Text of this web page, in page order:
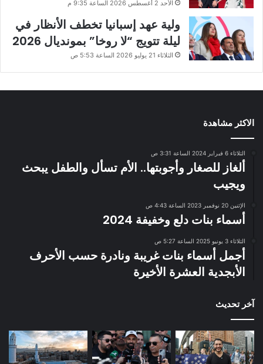
الأحد 2 أغسطس 2026 الساعة 9:35 م
ولية عهد إسبانيا تخطف الأنظار في
ليلة تتويج “لا روخا” بمونديال 2026
الثلاثاء 21 يوليو 2026 الساعة 5:53 ص
الاكثر مشاهدة
الثلاثاء 6 فبراير 2024 الساعة 3:31 ص
ألغاز للصغار وأجوبتها.. الأم تسأل والطفل يبحث
ويجيب
الإثنين 20 نوفمبر 2023 الساعة 4:43 ص
أسماء بنات دلع وخفيفة 2024
الثلاثاء 3 يونيو 2025 الساعة 5:27 ص
أجمل أسماء بنات غريبة ونادرة حسب الأحرف
الأبجدية العشرة الأخيرة
آخر تحديث